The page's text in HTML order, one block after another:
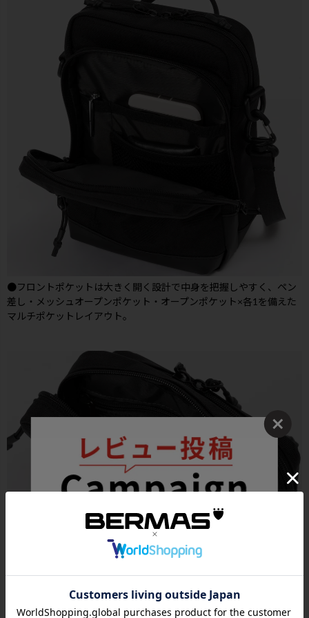
●フロントポケットは大きく開く設計で中身を把握しやすく、ペン
差し・メッシュオープンポケット・オープンポケット×各1を備えた
マルチポケットレイアウト。